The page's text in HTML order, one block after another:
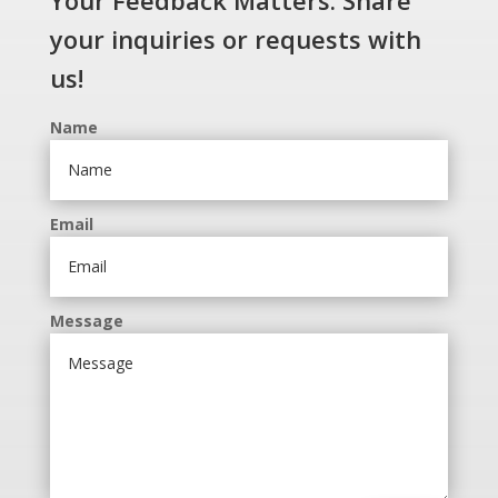
your inquiries or requests with
us!
Name
Email
Message